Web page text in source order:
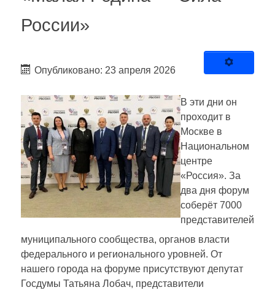
России»
Опубликовано: 23 апреля 2026
В эти дни он
проходит в
Москве в
Национальном
центре
«Россия». За
два дня форум
соберёт 7000
представителей
муниципального сообщества, органов власти
федерального и регионального уровней. От
нашего города на форуме присутствуют депутат
Госдумы Татьяна Лобач, представители